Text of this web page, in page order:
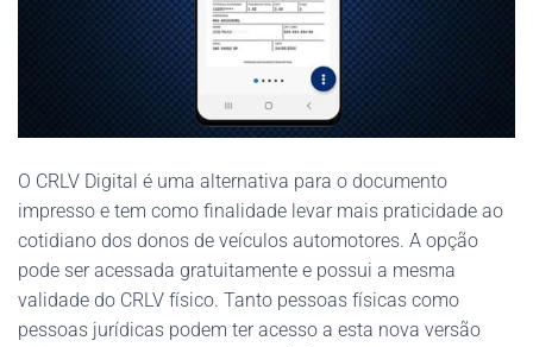
O CRLV Digital é uma alternativa para o documento
impresso e tem como finalidade levar mais praticidade ao
cotidiano dos donos de veículos automotores. A opção
pode ser acessada gratuitamente e possui a mesma
validade do CRLV físico. Tanto pessoas físicas como
pessoas jurídicas podem ter acesso a esta nova versão